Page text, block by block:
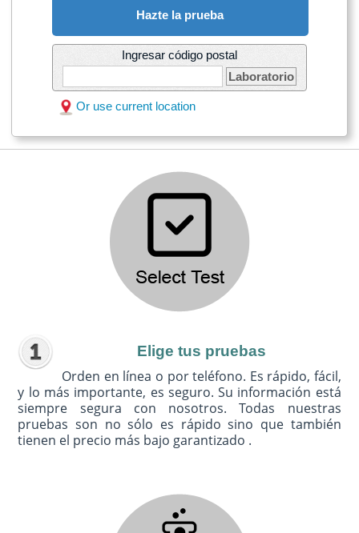
Hazte la prueba
Ingresar código postal
Laboratorio
Or use current location
Elige tus pruebas
Orden en línea o por teléfono. Es rápido, fácil,
y lo más importante, es seguro. Su información está
siempre segura con nosotros. Todas nuestras
pruebas son no sólo es rápido sino que también
tienen el precio más bajo garantizado .